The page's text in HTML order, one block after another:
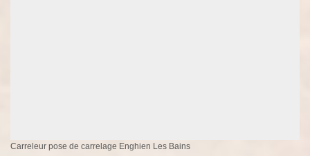
Carreleur pose de carrelage Enghien Les Bains